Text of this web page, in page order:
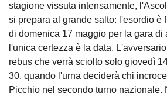
stagione vissuta intensamente,
si prepara al grande salto: l'esordio è
di domenica 17 maggio per la gara di
l'unica certezza è la data.
rebus che verrà sciolto solo giovedì
30, quando l'urna deciderà chi
Picchio nel secondo turno nazionale.